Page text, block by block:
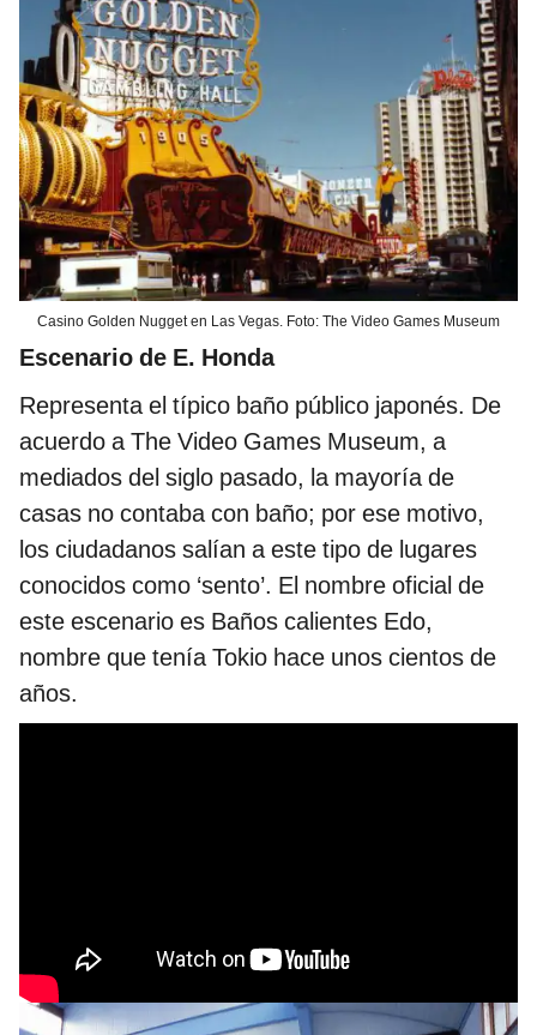
Casino Golden Nugget en Las Vegas. Foto: The Video Games Museum
Escenario de E. Honda
Representa el típico baño público japonés. De
acuerdo a The Video Games Museum, a
mediados del siglo pasado, la mayoría de
casas no contaba con baño; por ese motivo,
los ciudadanos salían a este tipo de lugares
conocidos como ‘sento’. El nombre oficial de
este escenario es Baños calientes Edo,
nombre que tenía Tokio hace unos cientos de
años.